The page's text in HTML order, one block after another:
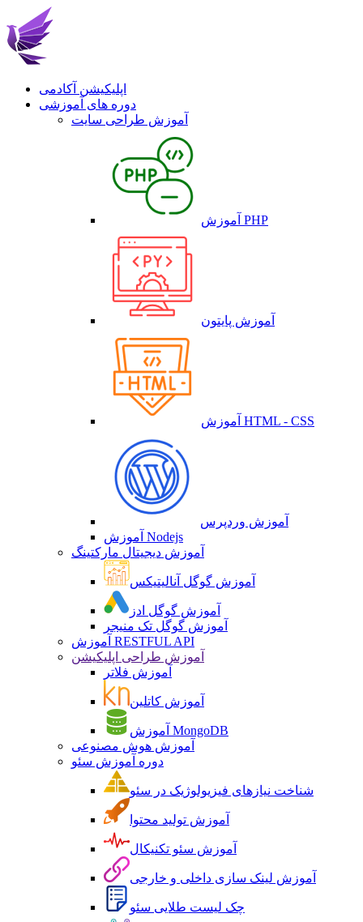
اپلیکیشن آکادمی
دوره های آموزشی
آموزش طراحی سایت
آموزش PHP
آموزش پایتون
آموزش HTML - CSS
آموزش وردپرس
آموزش Nodejs
آموزش دیجیتال مارکتینگ
آموزش گوگل آنالیتیکس
آموزش گوگل ادز
آموزش گوگل تک منیجر
آموزش RESTFUL API
آموزش طراحی اپلیکیشن
آموزش فلاتر
آموزش کاتلین
آموزش MongoDB
آموزش هوش مصنوعی
دوره آموزش سئو
شناخت نیازهای فیزیولوژیک در سئو
آموزش تولید محتوا
آموزش سئو تکنیکال
آموزش لینک سازی داخلی و خارجی
چک لیست طلایی سئو